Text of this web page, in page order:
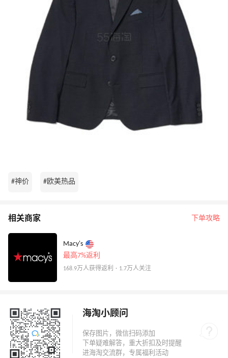
#神价 #欧美热品
相关商家 下单攻略
Macy's
最高7%返利
168.9万人获得返利 · 1.7万人关注
海淘小顾问